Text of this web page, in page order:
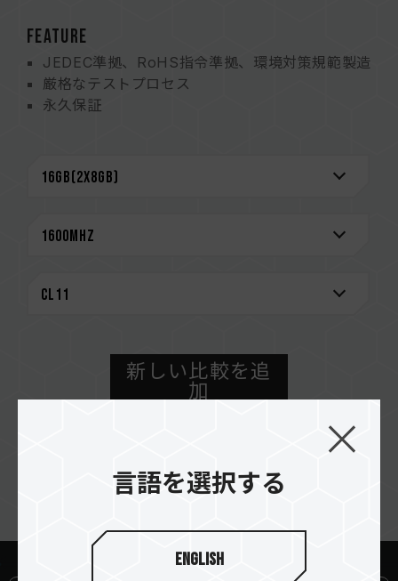
FEATURE
JEDEC準拠、RoHS指令準拠、環境対策規範製造
厳格なテストプロセス
永久保証
新しい比較を追
加
言語を選択する
English